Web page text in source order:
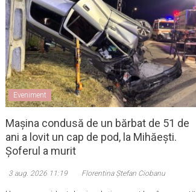
Eveniment
Mașina condusă de un bărbat de 51 de
ani a lovit un cap de pod, la Mihăești.
Șoferul a murit
3 aug. 2026 11:19 Florentina Ștefan Ciobanu